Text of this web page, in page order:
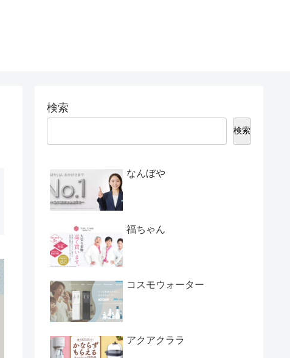
検索
検索
なんぼや
福ちゃん
コスモウォーター
アクアクララ